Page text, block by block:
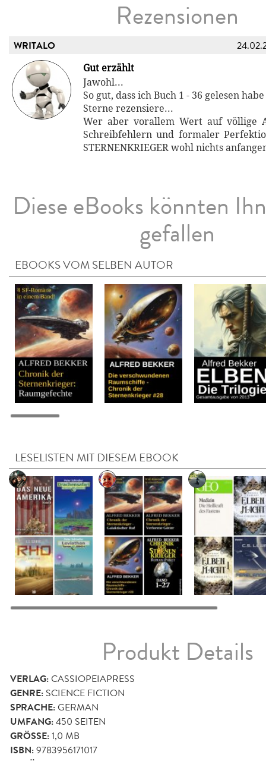
Rezensionen
WRITALO
Gut erzählt
Jawohl...
So gut, dass ich Buch 1 - 36 gelesen
Sterne rezensiere...
Wer aber vorallem Wert auf völlige
Schreibfehlern und formaler
STERNENKRIEGER wohl nichts
Diese eBooks könnten
gefallen
EBOOKS VOM SELBEN AUTOR
LESELISTEN MIT DIESEM EBOOK
Produkt Details
VERLAG:CASSIOPEIAPRESS
GENRE: SCIENCE FICTION
SPRACHE:GERMAN
UMFANG:450 SEITEN
GRÖSSE: 1,0 MB
ISBN:9783956171017